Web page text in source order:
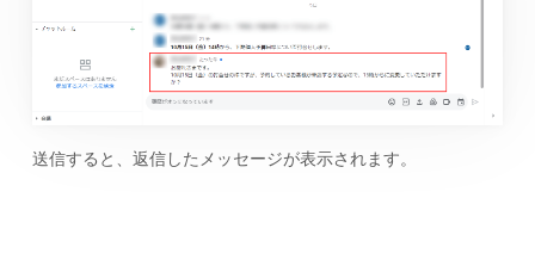
送信すると、返信したメッセージが表示されます。